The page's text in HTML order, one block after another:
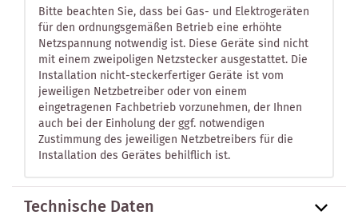
Bitte beachten Sie, dass bei Gas- und Elektrogeräten
für den ordnungsgemäßen Betrieb eine erhöhte
Netzspannung notwendig ist. Diese Geräte sind nicht
mit einem zweipoligen Netzstecker ausgestattet. Die
Installation nicht-steckerfertiger Geräte ist vom
jeweiligen Netzbetreiber oder von einem
eingetragenen Fachbetrieb vorzunehmen, der Ihnen
auch bei der Einholung der ggf. notwendigen
Zustimmung des jeweiligen Netzbetreibers für die
Installation des Gerätes behilflich ist.
Technische Daten